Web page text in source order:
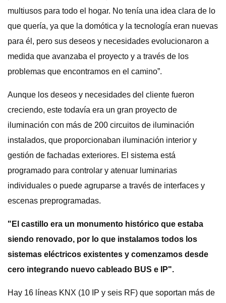
multiusos para todo el hogar. No tenía una idea clara de lo
que quería, ya que la domótica y la tecnología eran nuevas
para él, pero sus deseos y necesidades evolucionaron a
medida que avanzaba el proyecto y a través de los
problemas que encontramos en el camino”.
Aunque los deseos y necesidades del cliente fueron
creciendo, este todavía era un gran proyecto de
iluminación con más de 200 circuitos de iluminación
instalados, que proporcionaban iluminación interior y
gestión de fachadas exteriores. El sistema está
programado para controlar y atenuar luminarias
individuales o puede agruparse a través de interfaces y
escenas preprogramadas.
"El castillo era un monumento histórico que estaba
siendo renovado, por lo que instalamos todos los
sistemas eléctricos existentes y comenzamos desde
cero integrando nuevo cableado BUS e IP".
Hay 16 líneas KNX (10 IP y seis RF) que soportan más de